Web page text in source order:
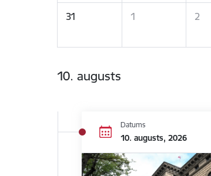
31 1 2
10. augusts
Datums
10. augusts, 2026